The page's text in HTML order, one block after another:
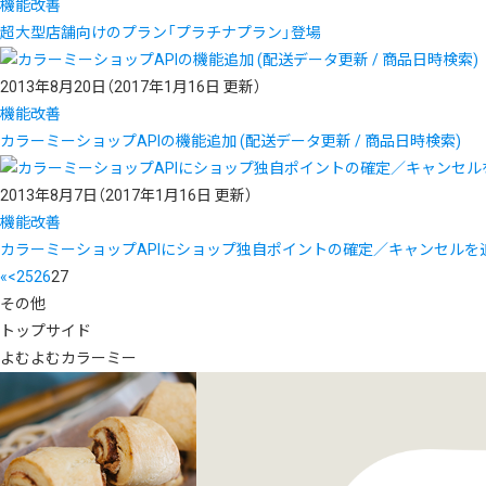
機能改善
超大型店舗向けのプラン「プラチナプラン」登場
2013年8月20日 （2017年1月16日 更新）
機能改善
カラーミーショップAPIの機能追加 (配送データ更新 / 商品日時検索)
2013年8月7日 （2017年1月16日 更新）
機能改善
カラーミーショップAPIにショップ独自ポイントの確定／キャンセルを
«<252627
その他
トップサイド
よむよむカラーミー